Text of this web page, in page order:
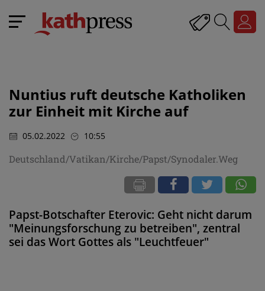
Nuntius ruft deutsche Katholiken
zur Einheit mit Kirche auf
05.02.2022 10:55
Deutschland/Vatikan/Kirche/Papst/Synodaler.Weg
Papst-Botschafter Eterovic: Geht nicht darum
"Meinungsforschung zu betreiben", zentral
sei das Wort Gottes als "Leuchtfeuer"